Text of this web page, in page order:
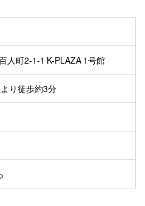
人町2-1-1 K-PLAZA 1号館
り徒歩約3分